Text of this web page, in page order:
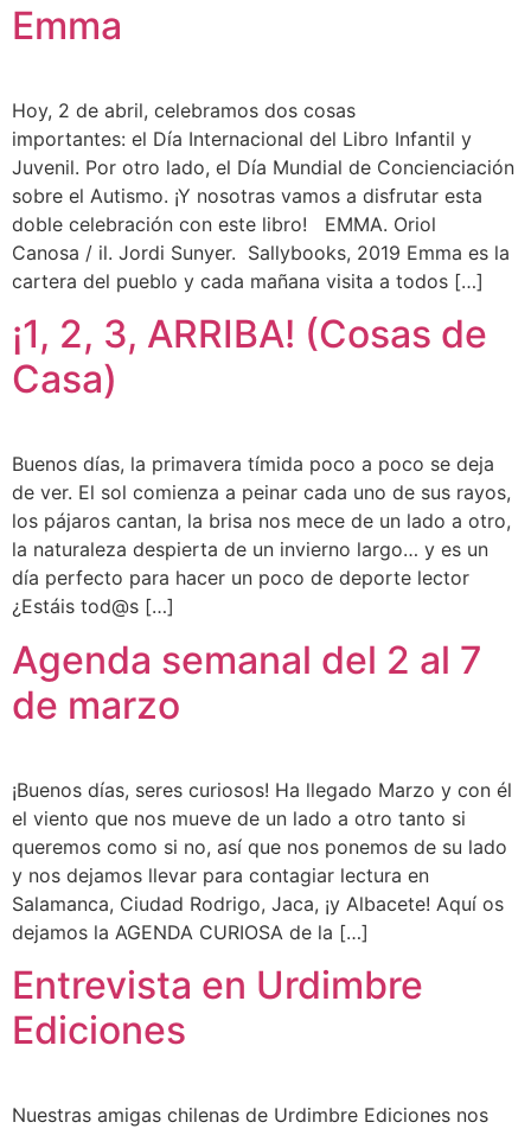
Emma
Hoy, 2 de abril, celebramos dos cosas
importantes: el Día Internacional del Libro Infantil y
Juvenil. Por otro lado, el Día Mundial de Concienciación
sobre el Autismo. ¡Y nosotras vamos a disfrutar esta
doble celebración con este libro! EMMA. Oriol
Canosa / il. Jordi Sunyer. Sallybooks, 2019 Emma es la
cartera del pueblo y cada mañana visita a todos […]
¡1, 2, 3, ARRIBA! (Cosas de
Casa)
Buenos días, la primavera tímida poco a poco se deja
de ver. El sol comienza a peinar cada uno de sus rayos,
los pájaros cantan, la brisa nos mece de un lado a otro,
la naturaleza despierta de un invierno largo… y es un
día perfecto para hacer un poco de deporte lector
¿Estáis tod@s […]
Agenda semanal del 2 al 7
de marzo
¡Buenos días, seres curiosos! Ha llegado Marzo y con él
el viento que nos mueve de un lado a otro tanto si
queremos como si no, así que nos ponemos de su lado
y nos dejamos llevar para contagiar lectura en
Salamanca, Ciudad Rodrigo, Jaca, ¡y Albacete! Aquí os
dejamos la AGENDA CURIOSA de la […]
Entrevista en Urdimbre
Ediciones
Nuestras amigas chilenas de Urdimbre Ediciones nos